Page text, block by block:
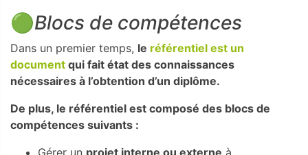
🟢Blocs de compétences
Dans un premier temps, le référentiel est un
document qui fait état des connaissances
nécessaires à l’obtention d’un diplôme.
De plus, le référentiel est composé des blocs de
compétences suivants :
Gérer un projet interne ou externe à